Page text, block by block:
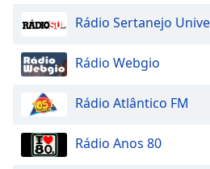
Rádio Sertanejo
Rádio Webgio
Rádio Atlântico FM
Rádio Anos 80